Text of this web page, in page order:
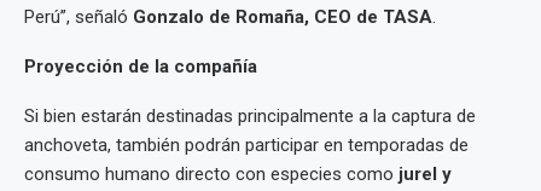
Perú”, señaló Gonzalo de Romaña, CEO de TASA.
Proyección de la compañía
Si bien estarán destinadas principalmente a la captura de
anchoveta, también podrán participar en temporadas de
consumo humano directo con especies como jurel y